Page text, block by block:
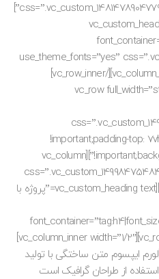
css=”.vc_custom_1481478904779{margin-bottom: 10px !important;}”]
use_theme_fonts=”yes”
bottom: 20px !important;}”][/vc_column_inner][/vc_row_inner]
[/vc_column][/vc_row][vc_row
!important;padding-top:
!important;background-color: #f7f7f7 !important;}”][vc_column
offset=”vc_col-lg-8 vc_col-md-12″][vc_custom_heading text=”پروژه با
use_theme_fonts=”yes”][vc_row_inner][vc_column_inner width=”1/2″]
لورم ایپسوم متن ساختگی با تولید
از طراحان گرافیک است